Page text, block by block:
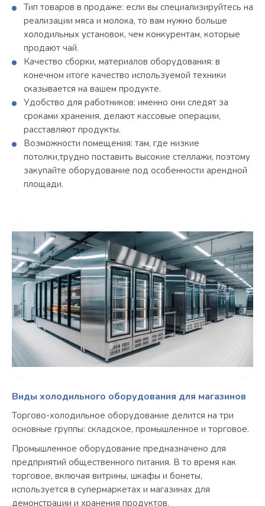
Тип товаров в продаже: если вы специализируйтесь на
реализации мяса и молока, то вам нужно больше
холодильных установок, чем конкурентам, которые
продают чай.
Качество сборки, материалов оборудования: в
конечном итоге качество используемой техники
сказывается на вашем продукте.
Удобство для работников: именно они следят за
сроками хранения, делают кассовые операции,
расставляют продукты.
Возможности помещения: там, где низкие
потолки,трудно поставить высокие стеллажи, поэтому
закупайте оборудование под особенности арендной
площади.
Виды холодильного оборудования для магазинов
Торгово-холодильное оборудование делится на три
основные группы: складское, промышленное и торговое.
Промышленное оборудование предназначено для
предприятий общественного питания. В то время как
торговое, включая витрины, шкафы и бонеты,
используется в супермаркетах и магазинах для
демонстрации и хранения продуктов.